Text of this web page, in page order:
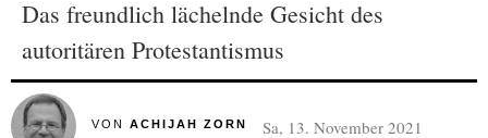
Das freundlich lächelnde Gesicht des
autoritären Protestantismus
VON ACHIJAH ZORN Sa, 13. November 2021